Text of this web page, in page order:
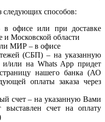
следующих способов:
в офисе или при доставке
и Московской области
МИР – в офисе
(СБП) – на указанную
или на Whats App придет
нашего банка (АО
оплаты заказа через
счет – на указанную Вами
выставлен счет на оплату